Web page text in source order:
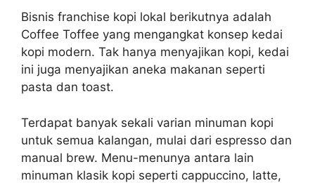
Bisnis franchise kopi lokal berikutnya adalah
Coffee Toffee yang mengangkat konsep kedai
kopi modern. Tak hanya menyajikan kopi, kedai
ini juga menyajikan aneka makanan seperti
pasta dan toast.
Terdapat banyak sekali varian minuman kopi
untuk semua kalangan, mulai dari espresso dan
manual brew. Menu-menunya antara lain
minuman klasik kopi seperti cappuccino, latte,